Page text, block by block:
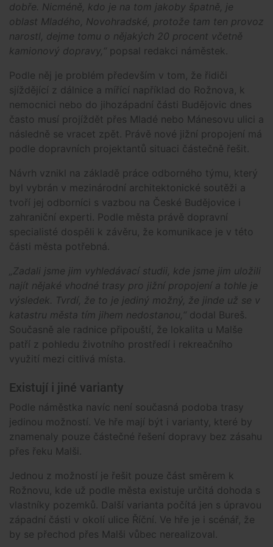
dobře. Nicméně, kdo je na tom jakoby špatně, je
oblast Mladého, Novohradské, protože tam ten provoz
narostl, dejme tomu o nějakých 20 procent včetně
kamionový dopravy,“ popsal redakci náměstek.
Podle něj je problém především v tom, že řidiči
sjíždějící z dálnice a mířící například do Rožnova, k
nemocnici nebo do jihozápadní části Budějovic dnes
často musí projíždět přes Mladé nebo Mánesovu ulici a
následně se vracet zpět. Právě nové jižní propojení má
podle dopravních projektantů situaci částečně řešit.
Návrh vznikl na základě práce odborného týmu, který
byl vybrán v mezinárodní architektonické soutěži a
tvoří jej odborníci s vazbou na České Budějovice i
zahraniční experti. Podle města právě dopravní
specialisté dospěli k závěru, že komunikace je v této
části města potřebná.
„Zadali jsme jim vyhledávací studii, kde jsme jim uložili
najít nějaké vhodné trasy pro jižní propojení a tohle je
výsledek. Tvrdí, že to je jediný možný, že jinde už se v
katastru města tím jihem nedostanou,“ dodal Bureš.
Současně ale radnice připouští, že lokalita u Malše
patří z pohledu životního prostředí i rekreačního
využití mezi citlivá místa.
Existují i jiné varianty
Podle náměstka navíc není současná podoba trasy
jedinou možností. Ve hře mají být i varianty, které by
znamenaly pouze částečné řešení dopravy bez zásahu
přes řeku Malši.
Jednou z možností je řešit pouze část směrem k
Rožnovu, kde už podle města existuje určitá dohoda s
vlastníky pozemků. Další varianta počítá jen s úpravou
západní části v okolí ulice Říční. Ve hře je i scénář, že
by se přechod přes Malši vůbec nerealizoval.